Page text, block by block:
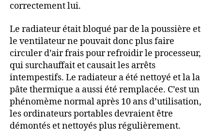
correctement lui.
Le radiateur était bloqué par de la poussière et
le ventilateur ne pouvait donc plus faire
circuler d’air frais pour refroidir le processeur,
qui surchauffait et causait les arrêts
intempestifs. Le radiateur a été nettoyé et la la
pâte thermique a aussi été remplacée. C’est un
phénomème normal après 10 ans d’utilisation,
les ordinateurs portables devraient être
démontés et nettoyés plus régulièrement.